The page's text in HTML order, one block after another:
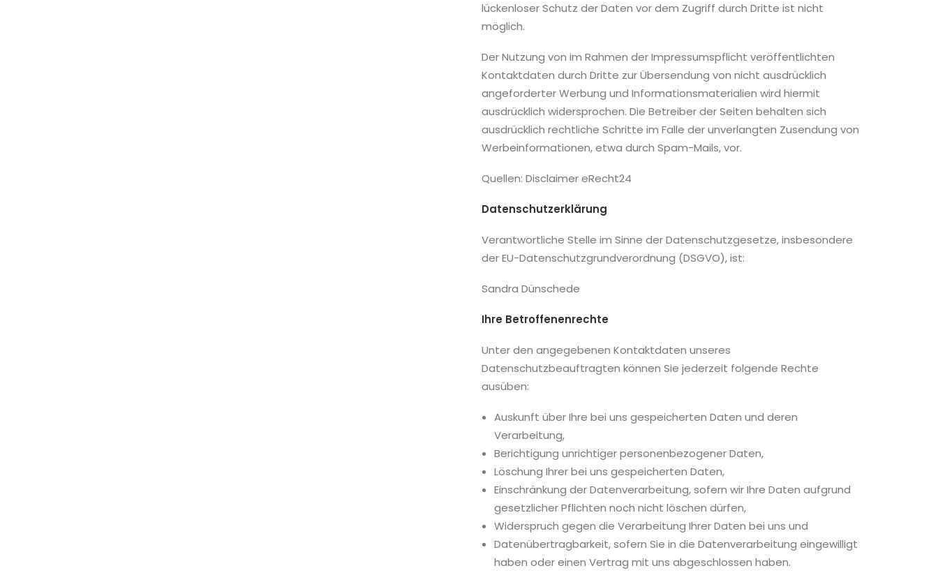
lückenloser Schutz der Daten vor dem Zugriff durch Dritte ist nicht
möglich.
Der Nutzung von im Rahmen der Impressumspflicht veröffentlichten
Kontaktdaten durch Dritte zur Übersendung von nicht ausdrücklich
angeforderter Werbung und Informationsmaterialien wird hiermit
ausdrücklich widersprochen. Die Betreiber der Seiten behalten sich
ausdrücklich rechtliche Schritte im Falle der unverlangten Zusendung von
Werbeinformationen, etwa durch Spam-Mails, vor.
Quellen: Disclaimer eRecht24
Datenschutzerklärung
Verantwortliche Stelle im Sinne der Datenschutzgesetze, insbesondere
der EU-Datenschutzgrundverordnung (DSGVO), ist:
Sandra Dünschede
Ihre Betroffenenrechte
Unter den angegebenen Kontaktdaten unseres
Datenschutzbeauftragten können Sie jederzeit folgende Rechte
ausüben:
Auskunft über Ihre bei uns gespeicherten Daten und deren
Verarbeitung,
Berichtigung unrichtiger personenbezogener Daten,
Löschung Ihrer bei uns gespeicherten Daten,
Einschränkung der Datenverarbeitung, sofern wir Ihre Daten aufgrund
gesetzlicher Pflichten noch nicht löschen dürfen,
Widerspruch gegen die Verarbeitung Ihrer Daten bei uns und
Datenübertragbarkeit, sofern Sie in die Datenverarbeitung eingewilligt
haben oder einen Vertrag mit uns abgeschlossen haben.